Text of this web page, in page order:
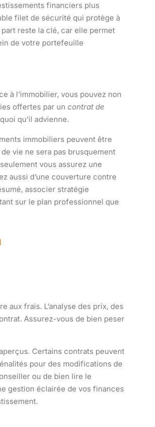
financiers plus
filet de sécurité qui protège à
reste la clé, car elle permet
de votre portefeuille
à l’immobilier, vous pouvez non
offertes par un contrat de
qu’il advienne.
immobiliers peuvent être
vie ne sera pas brusquement
vous assurez une
aussi d’une couverture contre
associer stratégie
sur le plan professionnel que
aux frais. L’analyse des prix, des
Assurez-vous de bien peser
Certains contrats peuvent
pour des modifications de
ou de bien lire le
gestion éclairée de vos finances